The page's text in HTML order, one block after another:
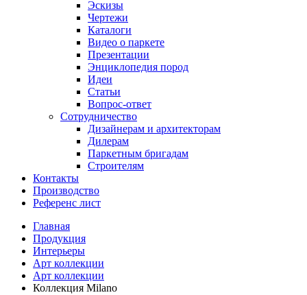
Эскизы
Чертежи
Каталоги
Видео о паркете
Презентации
Энциклопедия пород
Идеи
Статьи
Вопрос-ответ
Сотрудничество
Дизайнерам и архитекторам
Дилерам
Паркетным бригадам
Строителям
Контакты
Производство
Референс лист
Главная
Продукция
Интерьеры
Арт коллекции
Арт коллекции
Коллекция Milano